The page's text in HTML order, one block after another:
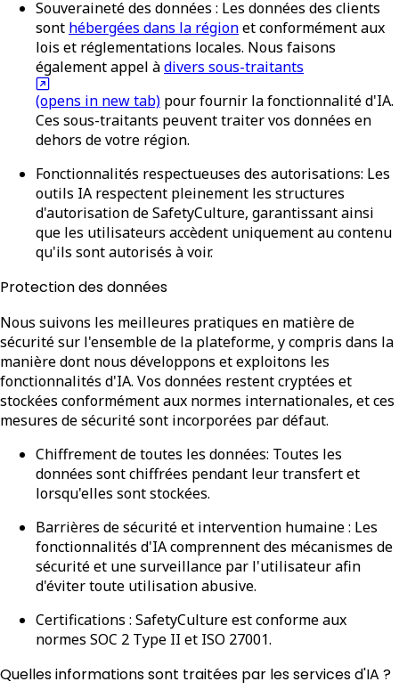
Souveraineté des données : Les données des clients
sont hébergées dans la régionet conformément aux
lois et réglementations locales. Nous faisons
également appel àdivers sous-traitants
(opens in new tab) pour fournir la fonctionnalité d'IA.
Ces sous-traitants peuvent traiter vos données en
dehors de votre région.
Fonctionnalités respectueuses des autorisations: Les
outils IA respectent pleinement les structures
d'autorisation de SafetyCulture, garantissant ainsi
que les utilisateurs accèdent uniquement au contenu
qu'ils sont autorisés à voir.
Protection des données
Nous suivons les meilleures pratiques en matière de
sécurité sur l'ensemble de la plateforme, y compris dans la
manière dont nous développons et exploitons les
fonctionnalités d'IA. Vos données restent cryptées et
stockées conformément aux normes internationales, et ces
mesures de sécurité sont incorporées par défaut.
Chiffrement de toutes les données: Toutes les
données sont chiffrées pendant leur transfert et
lorsqu'elles sont stockées.
Barrières de sécurité et intervention humaine : Les
fonctionnalités d'IA comprennent des mécanismes de
sécurité et une surveillance par l'utilisateur afin
d'éviter toute utilisation abusive.
Certifications : SafetyCulture est conforme aux
normes SOC 2 Type II et ISO 27001.
Quelles informations sont traitées par les services d'IA ?